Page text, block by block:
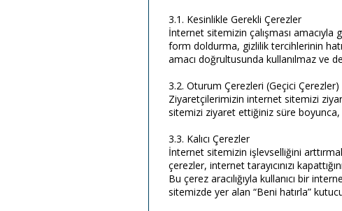
3.1. Kesinlikle Gerekli Çerezler
İnternet sitemizin çalışması
form doldurma, gizlilik tercihlerinin
amacı doğrultusunda kullanılmaz ve
3.2. Oturum Çerezleri (Geçici Çerezler)
Ziyaretçilerimizin internet sitemizi
sitemizi ziyaret ettiğiniz süre boyunca,
3.3. Kalıcı Çerezler
İnternet sitemizin işlevselliğini
çerezler, internet tarayıcınızı
Bu çerez aracılığıyla kullanıcı bir
sitemizde yer alan “Beni hatırla”